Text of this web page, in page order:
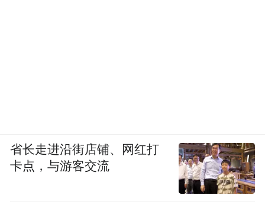
省长走进沿街店铺、网红打
卡点，与游客交流